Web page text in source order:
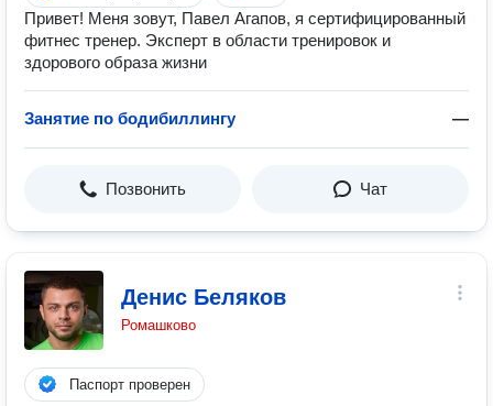
Привет! Меня зовут, Павел Агапов, я сертифицированный
фитнес тренер. Эксперт в области тренировок и
здорового образа жизни
Занятие по бодибиллингу —
Позвонить Чат
Денис Беляков
Ромашково
Паспорт проверен